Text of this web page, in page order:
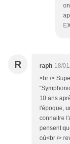
R raph 18/
<br />
10 ans
l'époque,
connaitre
pensent
où<br />